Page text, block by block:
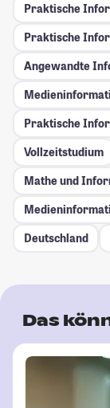
Praktische
Praktische
Angewandte
Praktische
Vollzeitstudium
Mathe und
Deutschland
Das